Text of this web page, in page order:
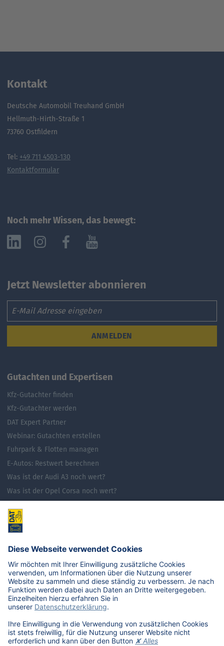
Kontakt
Deutsche Automobil Treuhand GmbH
Hellmuth-Hirth-Straße 1
73760 Ostfildern
Tel: +49 711 4503-130
Kontaktformular
Noch mehr Wissen, das bewegt:
Jetzt Newsletter abonnieren
ANMELDEN
Gutachten und Expertisen
Kfz-Gutachter finden
Kfz-Gutachter werden
DAT Expert Partner
Webinar: Gutachten erstellen
Fuhrpark & Flotten managen
E-Autos: Restwert berechnen
Was ist der Audi A3 noch wert?
Was ist der Opel Corsa noch wert?
Was ist der VW Golf noch wert?
E-Mobilität in Deutschland
Karriere
Übersicht
Stellenangebote
Benefits
DAT als Arbeitgeber
Schüler, Absolventen, Studenten
#getDATjob